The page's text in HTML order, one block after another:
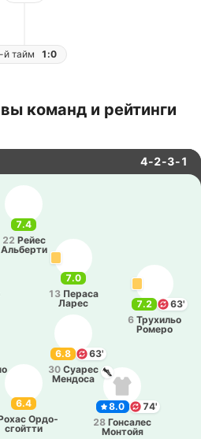
й тайм 1:0
команд и рейтинги
4-2-3-1
7.4
22 Рейес
Альбе­рти
7.2
63'
6 Тру­хи­льо
Ромеро
7.0
13 Пераса
Ларес
6.8
63'
30 Суарес
Ме­ндо­са
6.4
Ордо­
сгой­тти
8.0
74'
28 Го­нса­лес
Мо­нтойя